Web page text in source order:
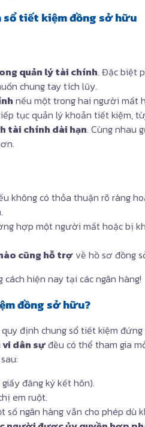
sổ tiết kiệm đồng sở hữu
quản lý tài chính. Đặc biệt
chung tay tích lũy.
nếu một trong hai người mất
tục quản lý khoản tiết kiệm,
tài chính dài hạn. Cùng nhau
không có thỏa thuận rõ ràng
hợp một người mất hoặc bị
cũng hỗ trợ về hồ sơ đồng
cách hiện nay tại các ngân hàng!
đồng sở hữu?
định chung sổ tiết kiệm
vi dân sựđều có thể tham gia
giấy đăng ký kết hôn).
em ruột.
số ngân hàng vẫn cho phép dù